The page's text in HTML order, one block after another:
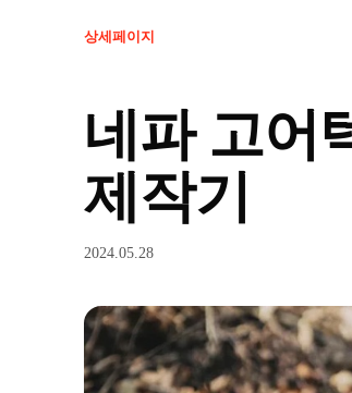
상세페이지
네파 고어
제작기
2024.05.28